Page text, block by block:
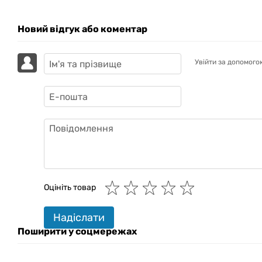
Новий відгук або коментар
Увійти за
Оцініть товар
Надіслати
Поширити у соцмережах
GAZIKAI
Привіт! 👋 Я Gazik AI — допоможу
підібрати вживану комп'ютерну
техніку. Що шукаєш?